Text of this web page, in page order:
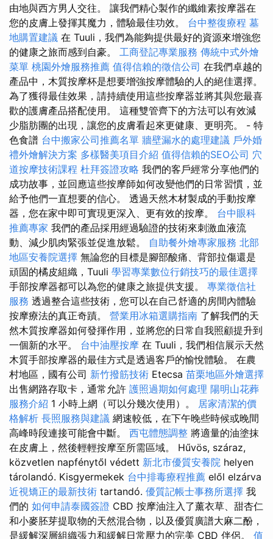
由地與西方男人交往。 讓我們精心製作的纖維素按摩器在
您的皮膚上發揮其魔力，體驗最佳功效。 台中整復療程 墓
地購置建議 在 Tuuli，我們為能夠提供最好的資源來增強您
的健康之旅而感到自豪。 工商登記專業服務 傳統中式外燴
菜單 桃園外燴服務推薦 值得信賴的徵信公司 在我們卓越的
產品中，木質按摩杯是想要增強按摩體驗的人的絕佳選擇。
為了獲得最佳效果，請持續使用這些按摩器並將其與您最喜
歡的護膚產品搭配使用。 這種雙管齊下的方法可以有效減
少脂肪團的出現，讓您的皮膚看起來更健康、更明亮。 - 特
色食譜 台中搬家公司推薦名單 牆壁漏水的處理建議 戶外婚
禮外燴解決方案 多樣醫美項目介紹 值得信賴的SEO公司 穴
道按摩技術課程 杜拜簽證攻略 我們的客戶經常分享他們的
成功故事，並回應這些按摩師如何改變他們的日常習慣，並
給予他們一直想要的信心。 透過天然木材製成的手動按摩
器，您在家中即可實現更深入、更有效的按摩。 台中眼科
推薦專家 我們的產品採用經過驗證的技術來刺激血液流
動、減少肌肉緊張並促進放鬆。 自助餐外燴專家服務 北部
地區安養院選擇 無論您的目標是腳部酸痛、背部拉傷還是
頑固的橘皮組織，Tuuli 學習專業數位行銷技巧的最佳選擇
手部按摩器都可以為您的健康之旅提供支援。 專業徵信社
服務 透過整合這些技術，您可以在自己舒適的房間內體驗
按摩療法的真正奇蹟。 營業用冰箱選購指南 了解我們的天
然木質按摩器如何發揮作用，並將您的日常自我照顧提升到
一個新的水平。 台中油壓按摩 在 Tuuli，我們相信展示天然
木質手部按摩器的最佳方式是透過客戶的愉悅體驗。 在農
村地區，國有公司 新竹撥筋技術 Etecsa 苗栗地區外燴選擇
出售網路存取卡，通常允許 護照過期如何處理 陽明山花葬
服務介紹 1 小時上網（可以分幾次使用）。 居家清潔的價
格解析 長照服務與建議 網速較低，在下午晚些時候或晚間
高峰時段連接可能會中斷。 西屯體態調整 將適量的油塗抹
在皮膚上，然後輕輕按摩至所需區域。 Hűvös, száraz,
közvetlen napfénytől védett 新北市優質安養院 helyen
tárolandó. Kisgyermekek 台中排毒療程推薦 elől elzárva
近視矯正的最新技術 tartandó. 優質記帳士事務所選擇 我
們的 如何申請泰國簽證 CBD 按摩油注入了薰衣草、甜杏仁
和小麥胚芽提取物的天然混合物，以及優質廣譜大麻二酚，
是緩解深層組織張力和緩解日常壓力的完美 CBD 伴侶。 值